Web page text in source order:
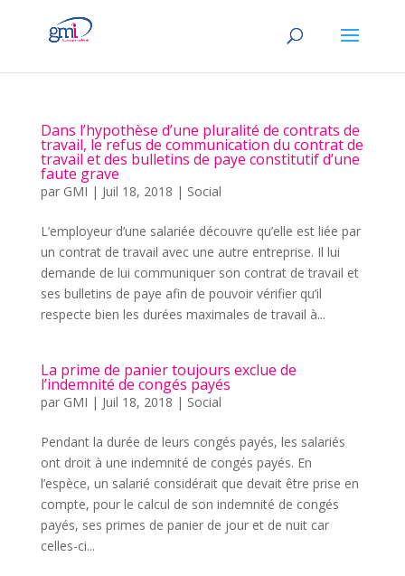
Dans l’hypothèse d’une pluralité de contrats de
travail, le refus de communication du contrat de
travail et des bulletins de paye constitutif d’une
faute grave
par GMI | Juil 18, 2018 | Social
L’employeur d’une salariée découvre qu’elle est liée par
un contrat de travail avec une autre entreprise. Il lui
demande de lui communiquer son contrat de travail et
ses bulletins de paye afin de pouvoir vérifier qu’il
respecte bien les durées maximales de travail à...
La prime de panier toujours exclue de
l’indemnité de congés payés
par GMI | Juil 18, 2018 | Social
Pendant la durée de leurs congés payés, les salariés
ont droit à une indemnité de congés payés. En
l’espèce, un salarié considérait que devait être prise en
compte, pour le calcul de son indemnité de congés
payés, ses primes de panier de jour et de nuit car
celles-ci...